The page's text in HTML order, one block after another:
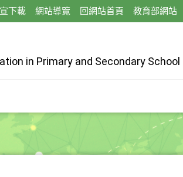
下載 網站導覽 回網站首頁 教育部網站
in Primary and Secondary School